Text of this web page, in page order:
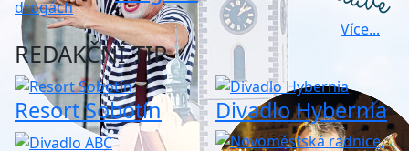
Více...
REDAKČNÍ TIP
Resort Sobotín
Divadlo Hybernia